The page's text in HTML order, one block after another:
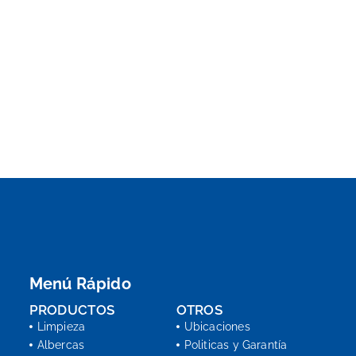
Menú Rápido
PRODUCTOS
Limpieza
Albercas
OTROS
Ubicaciones
Politicas y Garantía